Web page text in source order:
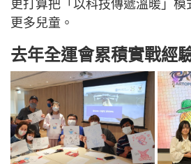
更打算把「以科技傳遞溫暖」
更多兒童。
去年全運會累積實戰經